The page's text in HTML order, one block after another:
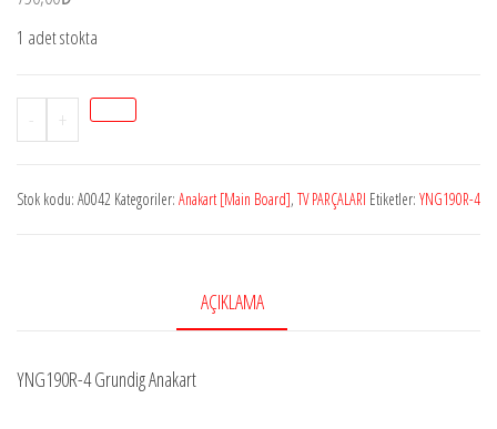
1 adet stokta
-
StokA0042
YNG190R-
BYK
+
Stok kodu: A0042 Kategoriler: Anakart [Main Board], TV PARÇALARI Etiketler: YNG190R-4
AÇIKLAMA
YNG190R-4 Grundig Anakart